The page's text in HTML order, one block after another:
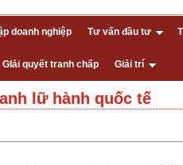
doanh nghiệp Tư vấn đầu tư
GIải quyết tranh chấp Giải trí
lữ hành quốc tế